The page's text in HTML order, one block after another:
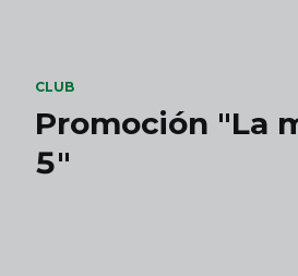
CLUB
Promoción "La
5"